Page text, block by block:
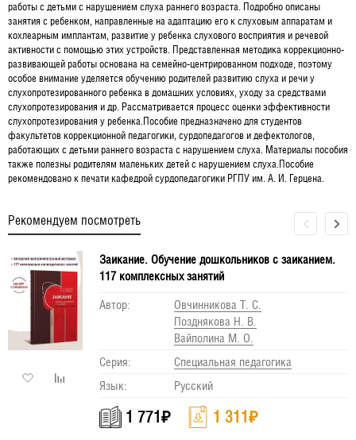
работы с детьми с нарушением слуха раннего возраста. Подробно описаны
занятия с ребенком, направленные на адаптацию его к слуховым аппаратам и
кохлеарным имплантам, развитие у ребенка слухового восприятия и речевой
активности с помощью этих устройств. Представленная методика коррекционно-
развивающей работы основана на семейно-центрированном подходе, поэтому
особое внимание уделяется обучению родителей развитию слуха и речи у
слухопротезированного ребенка в домашних условиях, уходу за средствами
слухопротезирования и др. Рассматривается процесс оценки эффективности
слухопротезирования у ребенка.Пособие предназначено для студентов
факультетов коррекционной педагогики, сурдопедагогов и дефектологов,
работающих с детьми раннего возраста с нарушением слуха. Материалы пособия
также полезны родителям маленьких детей с нарушением слуха.Пособие
рекомендовано к печати кафедрой сурдопедагогики РГПУ им. А. И. Герцена.
Рекомендуем посмотреть
Заикание. Обучение дошкольников с заиканием.
117 комплексных занятий
Автор:
Овчинникова Т. С.
Позднякова Н. В.
Вайполина М. О.
Серия:
Специальная педагогика
Язык:
Русский
1 771₽ 1 311₽